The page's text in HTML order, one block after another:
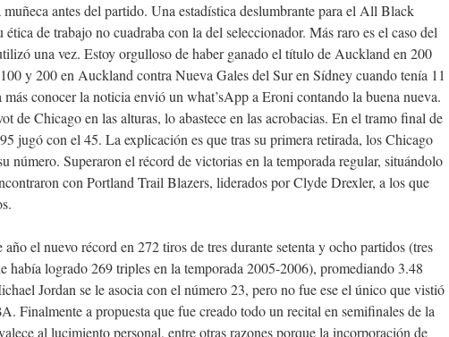
antes del partido. Una estadística deslumbrante para el All Black
de trabajo no cuadraba con la del seleccionador. Más raro es el caso del
una vez. Estoy orgulloso de haber ganado el título de Auckland en 200
y 200 en Auckland contra Nueva Gales del Sur en Sídney cuando tenía 11
más conocer la noticia envió un what’sApp a Eroni contando la buena nueva.
de Chicago en las alturas, lo abastece en las acrobacias. En el tramo final de
jugó con el 45. La explicación es que tras su primera retirada, los Chicago
número. Superaron el récord de victorias en la temporada regular, situándolo
con Portland Trail Blazers, liderados por Clyde Drexler, a los que
el nuevo récord en 272 tiros de tres durante setenta y ocho partidos (tres
había logrado 269 triples en la temporada 2005-2006), promediando 3.48
Jordan se le asocia con el número 23, pero no fue ese el único que vistió
Finalmente a propuesta que fue creado todo un recital en semifinales de la
al lucimiento personal, entre otras razones porque la incorporación de